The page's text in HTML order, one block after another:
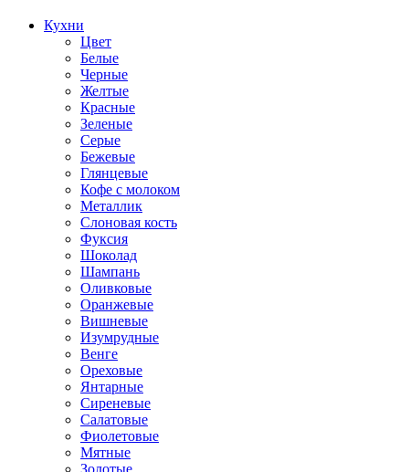
Кухни
Цвет
Белые
Черные
Желтые
Красные
Зеленые
Серые
Бежевые
Глянцевые
Кофе с молоком
Металлик
Слоновая кость
Фуксия
Шоколад
Шампань
Оливковые
Оранжевые
Вишневые
Изумрудные
Венге
Ореховые
Янтарные
Сиреневые
Салатовые
Фиолетовые
Мятные
Золотые